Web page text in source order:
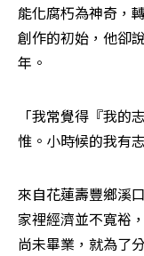
能化腐朽為神奇，
創作的初始，他卻
年。
「我常覺得『我的
惟。小時候的我有
來自花蓮壽豐鄉溪
家裡經濟並不寬裕
尚未畢業，就為了